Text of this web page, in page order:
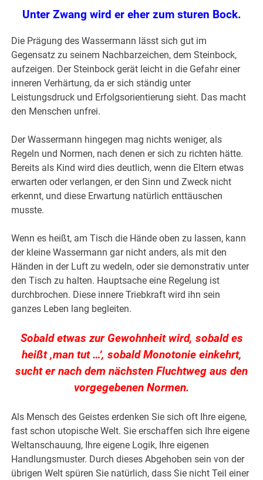
Unter Zwang wird er eher zum sturen Bock.
Die Prägung des Wassermann lässt sich gut im
Gegensatz zu seinem Nachbarzeichen, dem Steinbock,
aufzeigen. Der Steinbock gerät leicht in die Gefahr einer
inneren Verhärtung, da er sich ständig unter
Leistungsdruck und Erfolgsorientierung sieht. Das macht
den Menschen unfrei.
Der Wassermann hingegen mag nichts weniger, als
Regeln und Normen, nach denen er sich zu richten hätte.
Bereits als Kind wird dies deutlich, wenn die Eltern etwas
erwarten oder verlangen, er den Sinn und Zweck nicht
erkennt, und diese Erwartung natürlich enttäuschen
musste.
Wenn es heißt, am Tisch die Hände oben zu lassen, kann
der kleine Wassermann gar nicht anders, als mit den
Händen in der Luft zu wedeln, oder sie demonstrativ unter
den Tisch zu halten. Hauptsache eine Regelung ist
durchbrochen. Diese innere Triebkraft wird ihn sein
ganzes Leben lang begleiten.
Sobald etwas zur Gewohnheit wird, sobald es
heißt ‚man tut …‘, sobald Monotonie einkehrt,
sucht er nach dem nächsten Fluchtweg aus den
vorgegebenen Normen.
Als Mensch des Geistes erdenken Sie sich oft Ihre eigene,
fast schon utopische Welt. Sie erschaffen sich Ihre eigene
Weltanschauung, Ihre eigene Logik, Ihre eigenen
Handlungsmuster. Durch dieses Abgehoben sein von der
übrigen Welt spüren Sie natürlich, dass Sie nicht Teil einer